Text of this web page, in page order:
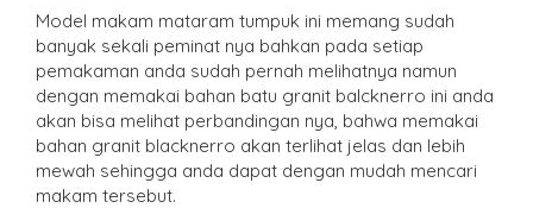
Model makam mataram tumpuk ini memang sudah
banyak sekali peminat nya bahkan pada setiap
pemakaman anda sudah pernah melihatnya namun
dengan memakai bahan batu granit balcknerro ini anda
akan bisa melihat perbandingan nya, bahwa memakai
bahan granit blacknerro akan terlihat jelas dan lebih
mewah sehingga anda dapat dengan mudah mencari
makam tersebut.